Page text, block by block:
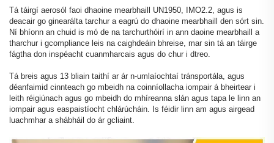
Tá táirgí aerosól faoi dhaoine mearbhaill UN1950, IMO2.2, agus is
deacair go ginearálta tarchur a eagrú do dhaoine mearbhaill den sórt sin.
Ní bhíonn an chuid is mó de na tarchurthóirí in ann daoine mearbhaill a
tharchur i gcompliance leis na caighdeáin bhreise, mar sin tá an táirge
fágtha don inspéacht cuanmharcais agus do chur i dtreo.
Tá breis agus 13 bliain taithí ar ár n-umlaíochtaí tránsportála, agus
déanfaimid cinnteach go mbeidh na coinníollacha iompair á bheirtear i
leith réigiúnach agus go mbeidh do mhíreanna slán agus tapa le linn an
iompair agus easpaistíocht chlárúcháin. Is féidir linn am agus airgead
luachmhar a shábháil do ár gcliaint.